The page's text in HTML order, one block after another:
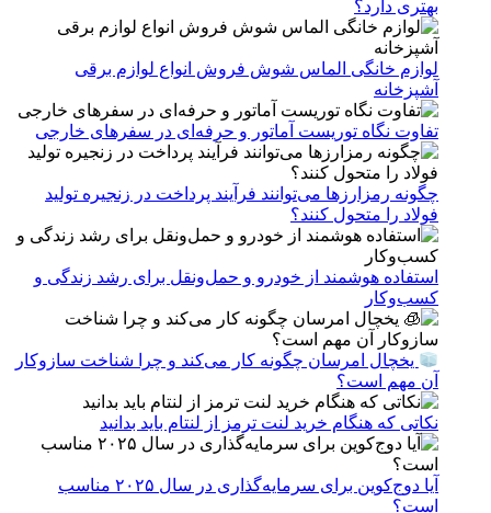
لوازم خانگی الماس شوش فروش انواع لوازم برقی
آشپزخانه
تفاوت نگاه توریست آماتور و حرفه‌ای در سفرهای خارجی
چگونه رمزارزها می‌توانند فرآیند پرداخت در زنجیره تولید
فولاد را متحول کنند؟
استفاده هوشمند از خودرو و حمل‌ونقل برای رشد زندگی و
کسب‌وکار
یخچال امرسان چگونه کار می‌کند و چرا شناخت سازوکار
آن مهم است؟
نکاتی که هنگام خرید لنت ترمز از لنتام باید بدانید
است؟